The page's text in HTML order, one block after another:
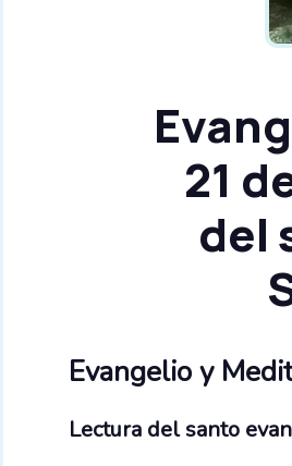
21
del
Evangelio y
Lectura del santo